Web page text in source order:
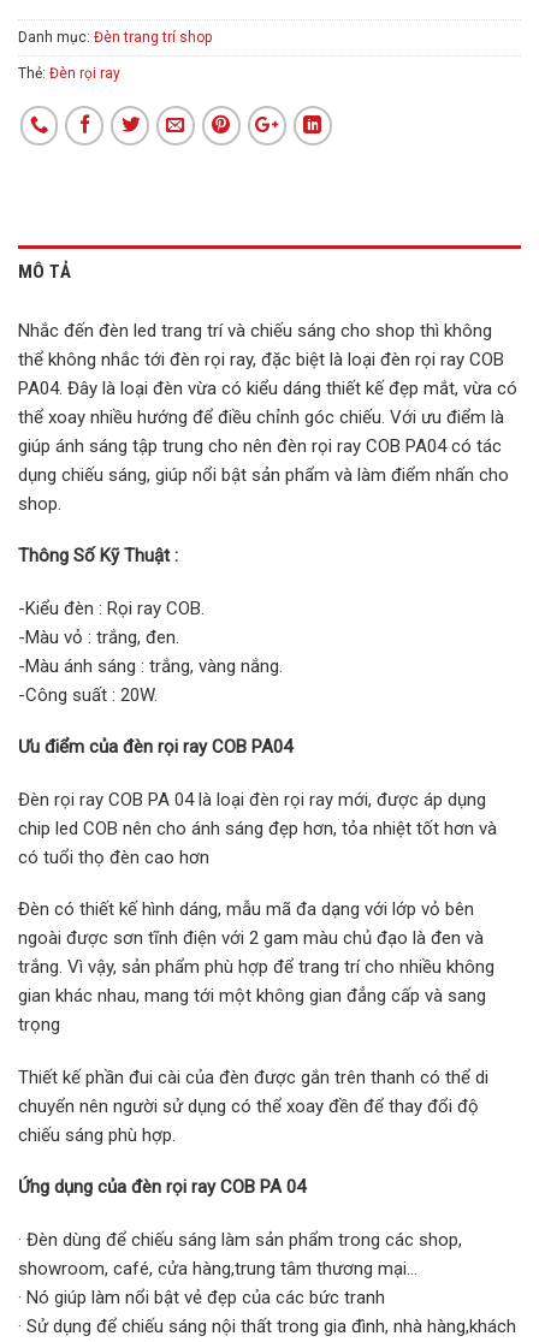
Danh mục: Đèn trang trí shop
Thẻ: Đèn rọi ray
MÔ TẢ
Nhắc đến đèn led trang trí và chiếu sáng cho shop thì không
thể không nhắc tới đèn rọi ray, đặc biệt là loại đèn rọi ray COB
PA04. Đây là loại đèn vừa có kiểu dáng thiết kế đẹp mắt, vừa có
thể xoay nhiều hướng để điều chỉnh góc chiếu. Với ưu điểm là
giúp ánh sáng tập trung cho nên đèn rọi ray COB PA04 có tác
dụng chiếu sáng, giúp nổi bật sản phẩm và làm điểm nhấn cho
shop.
Thông Số Kỹ Thuật :
-Kiểu đèn : Rọi ray COB.
-Màu vỏ : trắng, đen.
-Màu ánh sáng : trắng, vàng nắng.
-Công suất : 20W.
Ưu điểm của đèn rọi ray COB PA04
Đèn rọi ray COB PA 04 là loại đèn rọi ray mới, được áp dụng
chip led COB nên cho ánh sáng đẹp hơn, tỏa nhiệt tốt hơn và
có tuổi thọ đèn cao hơn
Đèn có thiết kế hình dáng, mẫu mã đa dạng với lớp vỏ bên
ngoài được sơn tĩnh điện với 2 gam màu chủ đạo là đen và
trắng. Vì vậy, sản phẩm phù hợp để trang trí cho nhiều không
gian khác nhau, mang tới một không gian đẳng cấp và sang
trọng
Thiết kế phần đui cài của đèn được gắn trên thanh có thể di
chuyển nên người sử dụng có thể xoay đền để thay đổi độ
chiếu sáng phù hợp.
Ứng dụng của đèn rọi ray COB PA 04
· Đèn dùng để chiếu sáng làm sản phẩm trong các shop,
showroom, café, cửa hàng,trung tâm thương mại…
· Nó giúp làm nổi bật vẻ đẹp của các bức tranh
· Sử dụng để chiếu sáng nội thất trong gia đình, nhà hàng,khách